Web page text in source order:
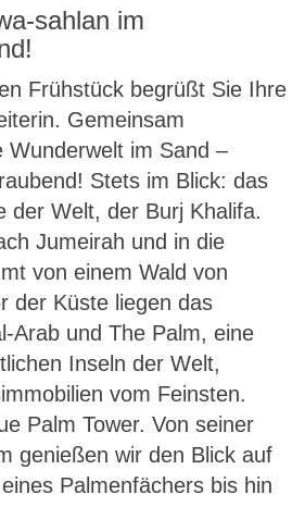
sahlan im
Frühstück begrüßt Sie Ihre
Gemeinsam
Wunderwelt im Sand –
Stets im Blick: das
der Welt, der Burj Khalifa.
Jumeirah und in die
von einem Wald von
der Küste liegen das
Arab und The Palm, eine
Inseln der Welt,
vom Feinsten.
Palm Tower. Von seiner
genießen wir den Blick auf
Palmenfächers bis hin